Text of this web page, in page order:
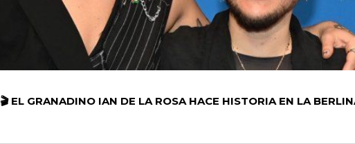
🎬 EL GRANADINO IAN DE LA ROSA HACE HISTORIA EN LA